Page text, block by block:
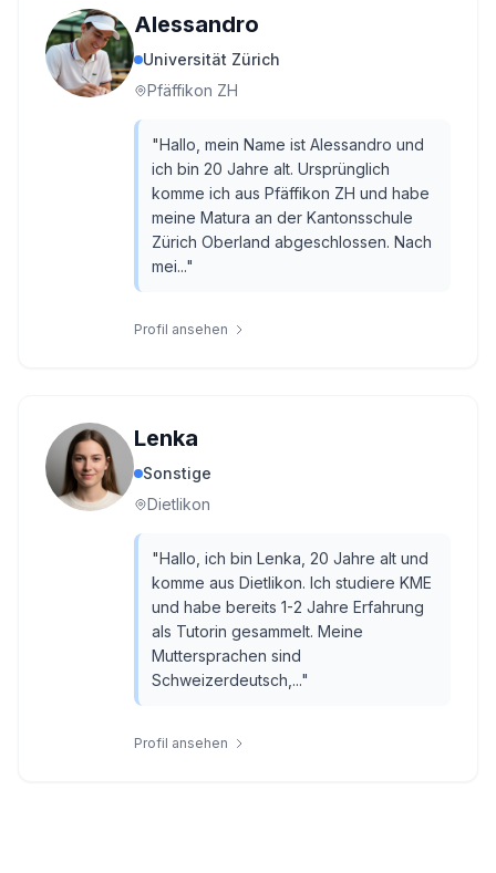
Alessandro
Universität Zürich
Pfäffikon ZH
"Hallo, mein Name ist Alessandro und
ich bin 20 Jahre alt. Ursprünglich
komme ich aus Pfäffikon ZH und habe
meine Matura an der Kantonsschule
Zürich Oberland abgeschlossen. Nach
mei..."
Profil ansehen
Lenka
Sonstige
Dietlikon
"Hallo, ich bin Lenka, 20 Jahre alt und
komme aus Dietlikon. Ich studiere KME
und habe bereits 1-2 Jahre Erfahrung
als Tutorin gesammelt. Meine
Muttersprachen sind
Schweizerdeutsch,..."
Profil ansehen